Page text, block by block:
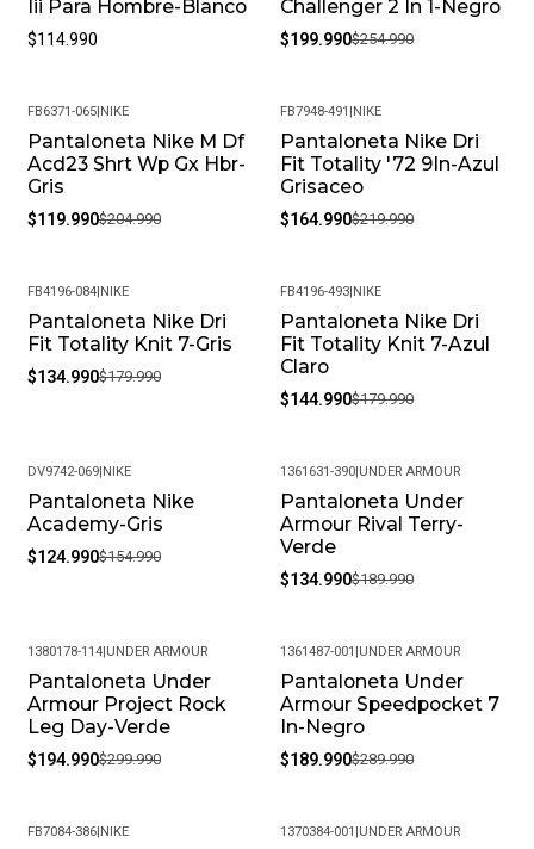
Iii Para Hombre-Blanco
$114.990
Challenger 2 In 1-Negro
$199.990$254.990
-41%
FB6371-065|NIKE
Pantaloneta Nike M Df
Acd23 Shrt Wp Gx Hbr-
Gris
$119.990$204.990
-25%
FB7948-491 |NIKE
Pantaloneta Nike Dri
Fit Totality '72 9In-Azul
Grisaceo
$164.990$219.990
-25%
FB4196-084|NIKE
Pantaloneta Nike Dri
Fit Totality Knit 7-Gris
$134.990$179.990
-19%
FB4196-493|NIKE
Pantaloneta Nike Dri
Fit Totality Knit 7-Azul
Claro
$144.990$179.990
-19%
DV9742-069|NIKE
Pantaloneta Nike
Academy-Gris
$124.990$154.990
-29%
1361631-390|UNDER ARMOUR
Pantaloneta Under
Armour Rival Terry-
Verde
$134.990$189.990
-35%
1380178-114|UNDER ARMOUR
Pantaloneta Under
Armour Project Rock
Leg Day-Verde
$194.990$299.990
-34%
1361487-001 |UNDER ARMOUR
Pantaloneta Under
Armour Speedpocket 7
In-Negro
$189.990$289.990
FB7084-386|NIKE 1370384-001 |UNDER ARMOUR